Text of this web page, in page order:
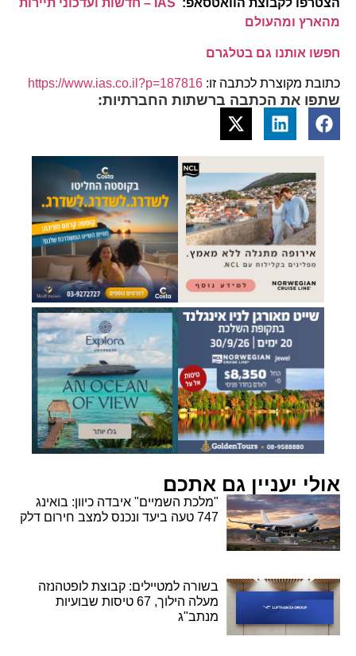
הצטרפו לקבוצת הוואטסאפ:
IAS – חדשות ועדכוני תיירות
מהארץ ומהעולם
חפשו אותנו גם בטלגרם
כתובת מקוצרת לכתבה זו: https://www.ias.co.il?p=187816
שתפו את הכתבה ברשתות החברתיות:
אולי יעניין גם אתכם
"מלכת השמיים" איבדה כיוון: בואינג
747 טעה ביעד ונכנס למצב חירום דלק
בשורה למטיילים: קבוצת לופטהנזה
מעלה הילוך, 67 טיסות שבועיות
מנתב"ג